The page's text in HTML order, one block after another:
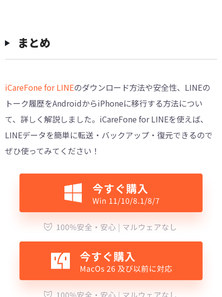
まとめ
iCareFone for LINEのダウンロード方法や安全性、LINEの
トーク履歴をAndroidからiPhoneに移行する方法につい
て、詳しく解説しました。iCareFone for LINEを使えば、
LINEデータを簡単に転送・バックアップ・復元できるので
ぜひ使ってみてください！